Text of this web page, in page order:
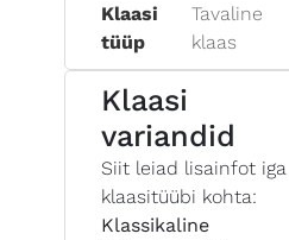
Klaasi
tüüp
Tavaline
klaas
Klaasi
variandid
Siit leiad lisainfot iga
klaasitüübi kohta:
Klassikaline